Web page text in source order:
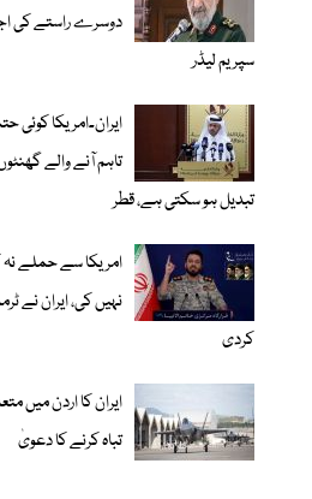
دوسرے راستے کی
سپریم لیڈر
ایران۔امریکا کوئی
تاہم آنے والے
تبدیل ہو سکتی ہے، قطر
امریکا سے حملے
نہیں کی، ایران نے
کردی
ایران کا اردن میں
تباہ کرنے کا دعویٰ